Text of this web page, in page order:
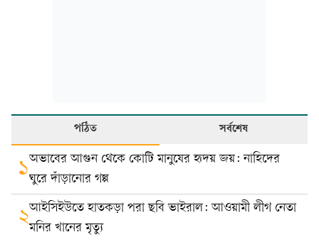
পঠিত সর্বশেষ
১অভাবের আগুন থেকে কোটি মানুষের হৃদয় জয়: নাহিদের
ঘুরে দাঁড়ানোর গল্প
২আইসিইউতে হাতকড়া পরা ছবি ভাইরাল: আওয়ামী লীগ নেতা
মনির খানের মৃত্যু